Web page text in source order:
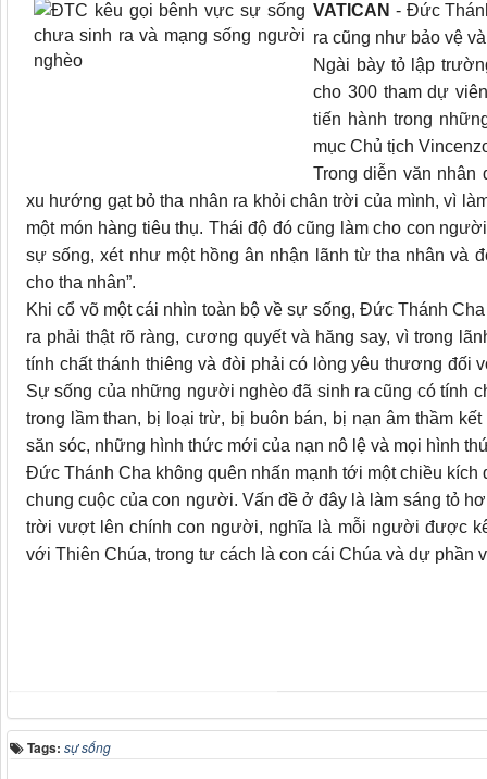
VATICAN - Đức
ra cũng như bảo vệ
Ngài bày tỏ lập
cho 300 tham dự
tiến hành trong
mục Chủ tịch
Trong diễn văn nhân
xu hướng gạt bỏ tha nhân ra khỏi chân trời của mình, vì
một món hàng tiêu thụ. Thái độ đó cũng làm cho con
sự sống, xét như một hồng ân nhận lãnh từ tha nhân và
cho tha nhân”.
Khi cổ võ một cái nhìn toàn bộ về sự sống, Đức Thánh
ra phải thật rõ ràng, cương quyết và hăng say, vì trong
tính chất thánh thiêng và đòi phải có lòng yêu thương đối
Sự sống của những người nghèo đã sinh ra cũng có tính
trong lầm than, bị loại trừ, bị buôn bán, bị nạn âm thầm
săn sóc, những hình thức mới của nạn nô lệ và mọi hình
Đức Thánh Cha không quên nhấn mạnh tới một chiều
chung cuộc của con người. Vấn đề ở đây là làm sáng tỏ
trời vượt lên chính con người, nghĩa là mỗi người được
với Thiên Chúa, trong tư cách là con cái Chúa và dự phần
Tags: sự sống